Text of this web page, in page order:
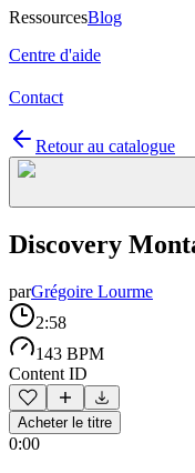
RessourcesBlog
Centre d'aide
Contact
Retour au catalogue
Discovery
parGrégoire Lourme
2:58
143 BPM
Content ID
Acheter le titre
0:00